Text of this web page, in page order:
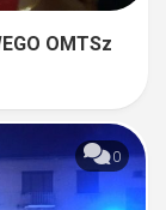
OMTSz
0